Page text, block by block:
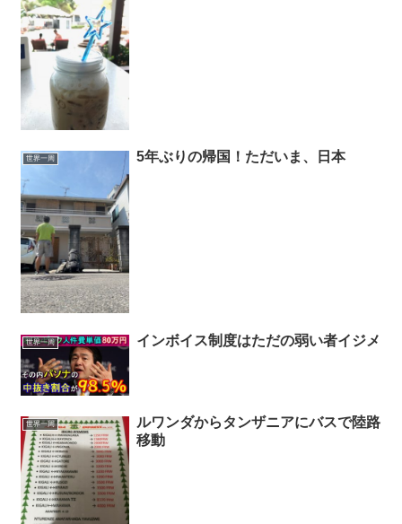
世界一周 5年ぶりの帰国！ただいま、日本
世界一周 インボイス制度はただの弱い者イジメ
世界一周
ルワンダからタンザニアにバスで陸路
移動